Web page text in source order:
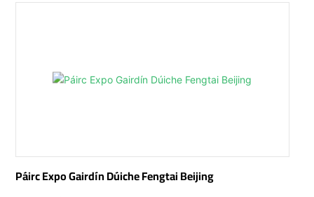
Páirc Expo Gairdín Dúiche Fengtai Beijing